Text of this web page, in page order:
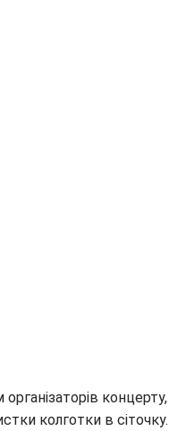
концерту,
колготки в сіточку.